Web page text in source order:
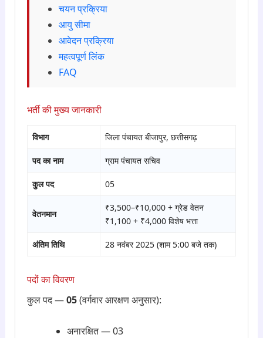
चयन प्रक्रिया
आयु सीमा
आवेदन प्रक्रिया
महत्वपूर्ण लिंक
FAQ
भर्ती की मुख्य जानकारी
विभाग जिला पंचायत बीजापुर, छत्तीसगढ़
पद का नाम ग्राम पंचायत सचिव
कुल पद 05
वेतनमान
₹3,500–₹10,000 + ग्रेड वेतन
₹1,100 + ₹4,000 विशेष भत्ता
अंतिम तिथि 28 नवंबर 2025 (शाम 5:00 बजे तक)
पदों का विवरण
कुल पद —05(वर्गवार आरक्षण अनुसार):
अनारक्षित — 03